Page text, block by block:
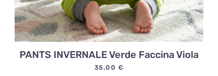
PANTS INVERNALE Verde Faccina Viola
35,00 €